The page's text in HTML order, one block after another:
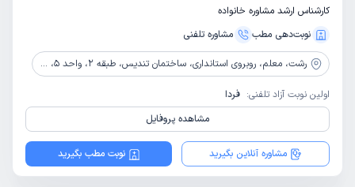
کارشناس ارشد مشاوره خانواده
نوبت‌دهی مطب
مشاوره‌ تلفنی
رشت، معلم، روبروی استانداری، ساختمان تندیس، طبقه 2، واحد 5، دپارتمان مشاوره اسپارک
اولین نوبت آزاد تلفنی: فردا
مشاهده پروفایل
مشاوره آنلاین بگیرید نوبت مطب بگیرید